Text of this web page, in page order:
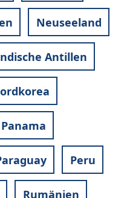
Neuseeland
Antillen
Panama
Peru
Rumänien